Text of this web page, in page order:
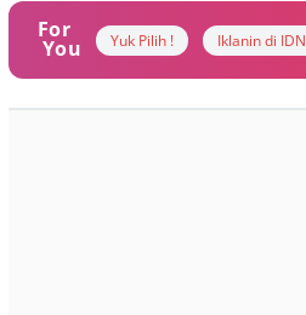
For
You Yuk Pilih ! Iklanin di IDN